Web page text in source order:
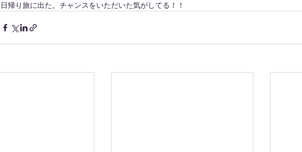
日帰り旅に出た。チャンスをいただいた気がしてる！！